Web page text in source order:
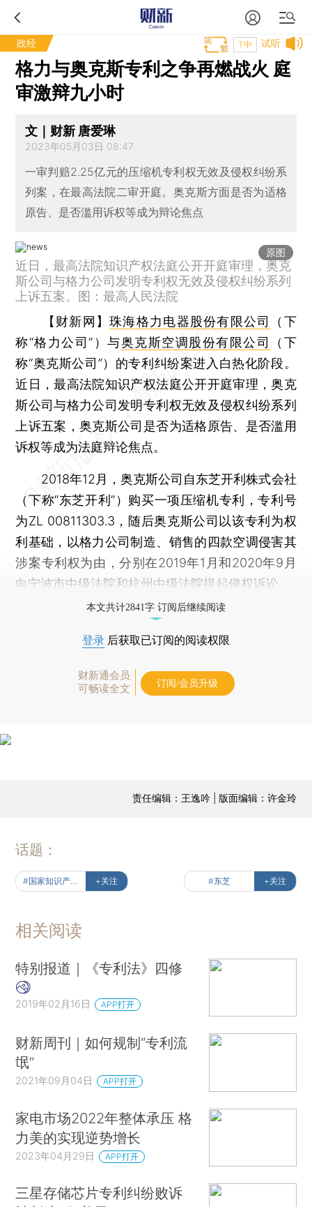
政经 试听
T中
格力与奥克斯专利之争再燃战火 庭
审激辩九小时
文｜财新 唐爱琳
2023年05月03日 08:47
一审判赔2.25亿元的压缩机专利权无效及侵权纠纷系
列案，在最高法院二审开庭。奥克斯方面是否为适格
原告、是否滥用诉权等成为辩论焦点
原图
近日，最高法院知识产权法庭公开开庭审理，奥克
斯公司与格力公司发明专利权无效及侵权纠纷系列
上诉五案。图：最高人民法院
【财新网】珠海格力电器股份有限公司
（下
称“格力公司”）与奥克斯空调股份有限公司
（下
称“奥克斯公司”）的专利纠纷案进入白热化阶段。
近日，最高法院知识产权法庭公开开庭审理，奥克
斯公司与格力公司发明专利权无效及侵权纠纷系列
上诉五案，奥克斯公司是否为适格原告、是否滥用
诉权等成为法庭辩论焦点。
2018年12月，奥克斯公司自东芝开利株式会社
（下称“东芝开利”）购买一项压缩机专利，专利号
为ZL 00811303.3，随后奥克斯公司以该专利为权
利基础，以格力公司制造、销售的四款空调侵害其
涉案专利权为由，分别在2019年1月和2020年9月
向宁波市中级法院和杭州中级法院提起侵权诉讼。
本文共计2841字 订阅后继续阅读
登录 后获取已订阅的阅读权限
财新通会员
可畅读全文
订阅/会员升级
责任编辑：王逸吟 | 版面编辑：许金玲
话题：
+关注 #东芝 +关注
相关阅读
特别报道｜《专利法》四修
2019年02月16日 APP打开
财新周刊｜如何规制“专利流
氓”
2021年09月04日 APP打开
家电市场2022年整体承压 格
力美的实现逆势增长
2023年04月29日 APP打开
三星存储芯片专利纠纷败诉